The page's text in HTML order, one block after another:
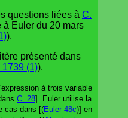
questions liées à C.
à Euler du 20 mars
).
présenté dans
1739 (1)).
à trois variable
C. 28]. Euler utilise la
cas dans [(Euler 48c)] en